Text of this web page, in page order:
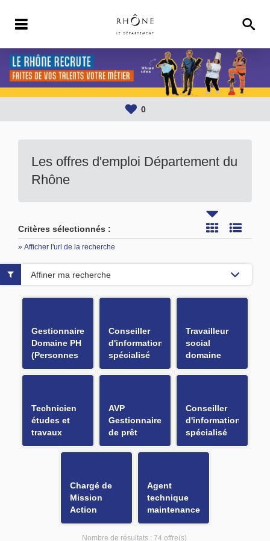
0
Les offres d'emploi Département du
Rhône
Critères sélectionnés :
» Afficher l'url de la recherche
Gestionnaire
Domaine PH
(Personnes
Handicapées)
Conseiller
d'information
spécialisé
H/F
Travailleur
social
domaine
Insertion H/F
Technicien
études et
travaux
Voirie H/F
AVP
Gestionnaire
de prêt
d'ouvrages
médiathèque
Conseiller
d'information
spécialisé
H/F
Chargé de
Mission
Action
Sociale H/F
Agent
technique
maintenance
bâtiment H/F
Affiner ma recherche
Nombre de résultats : 74 offre(s)